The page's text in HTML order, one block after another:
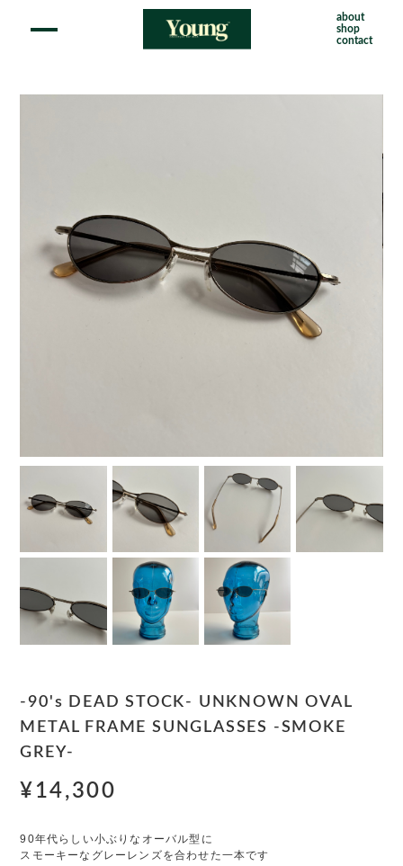
about
shop
contact
-90's DEAD STOCK- UNKNOWN OVAL
METAL FRAME SUNGLASSES -SMOKE
GREY-
¥14,300
90年代らしい小ぶりなオーバル型に
スモーキーなグレーレンズを合わせた一本です